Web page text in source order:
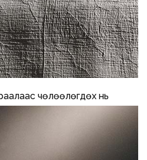
чөлөөлөгдөх нь